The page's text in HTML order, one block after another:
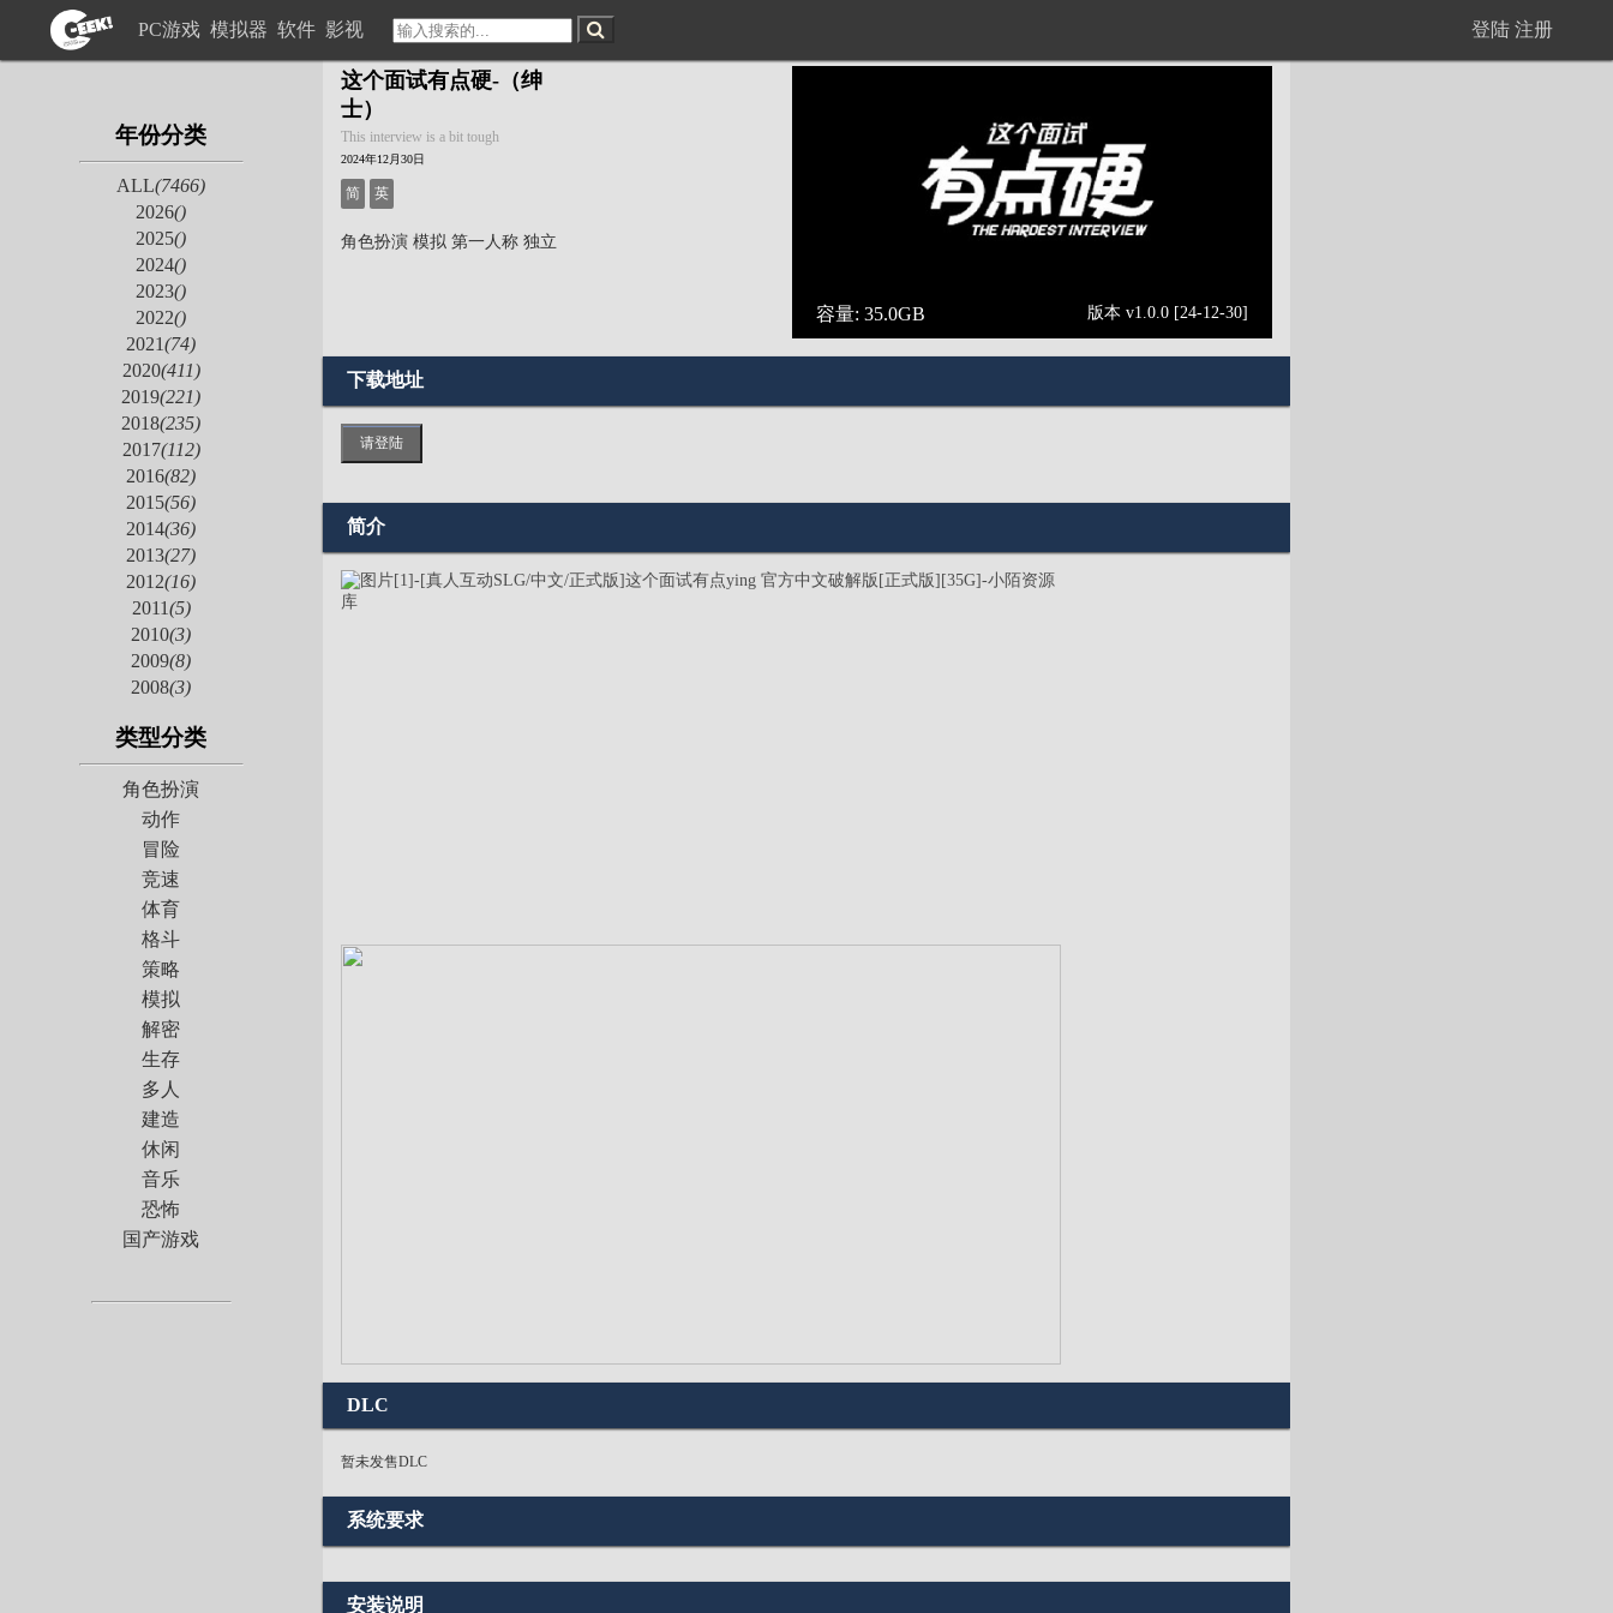
PC游戏 模拟器 软件 影视 登陆 注册
年份分类
ALL(7466)
2026()
2025()
2024()
2023()
2022()
2021(74)
2020(411)
2019(221)
2018(235)
2017(112)
2016(82)
2015(56)
2014(36)
2013(27)
2012(16)
2011(5)
2010(3)
2009(8)
2008(3)
类型分类
角色扮演
动作
冒险
竞速
体育
格斗
策略
模拟
解密
生存
多人
建造
休闲
音乐
恐怖
国产游戏
这个面试有点硬-（绅
士）
This interview is a bit tough
2024年12月30日
简 英
角色扮演 模拟 第一人称 独立
容量: 35.0GB 版本 v1.0.0 [24-12-30]
下载地址
请登陆
简介
DLC
暂未发售DLC
系统要求
安装说明